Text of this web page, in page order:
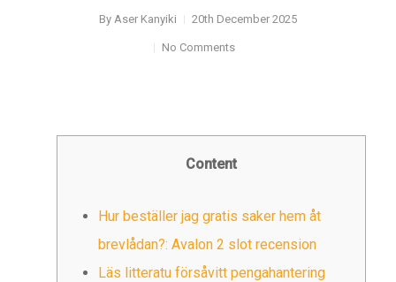
By Aser Kanyiki 20th December 2025
No Comments
Content
Hur beställer jag gratis saker hem åt
brevlådan?: Avalon 2 slot recension
Läs litteratu försåvitt pengahantering